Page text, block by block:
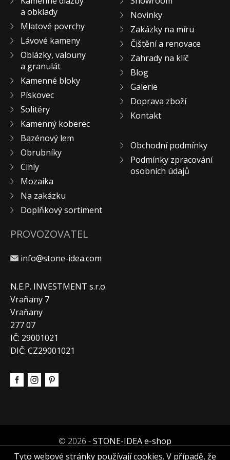
KONTAKT
a obklady
Mlatové povrchy
Lávové kameny
Oblázky, valouny
a granulát
Kamenné bloky
Pískovec
Solitéry
Kamenný koberec
Bazénový lem
Obrubníky
Cihly
Mozaika
Na zakázku
Doplňkový sortiment
Novinky
Zakázky na míru
Čištění a renovace
Zahrady na klíč
Blog
Galerie
Doprava zboží
Kontakt
Obchodní podmínky
Podmínky zpracování
osobních údajů
PROVOZOVATEL
info@stone-idea.com
N.E.P. INVESTMENT s.r.o.
Vraňany 7
Vraňany
277 07
IČ: 29001021
DIČ: CZ29001021
© 2026 -STONE-IDEA e-shop
Tyto webové stránky používají cookies. V případě, že